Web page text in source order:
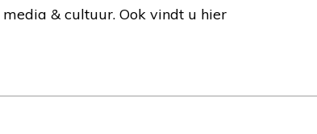
& cultuur. Ook vindt u hier